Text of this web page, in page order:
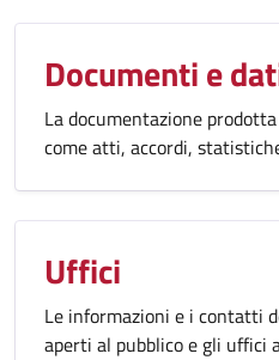
Documenti e
La documentazione
come atti, accordi,
Uffici
Le informazioni e i contatti
aperti al pubblico e gli uffici